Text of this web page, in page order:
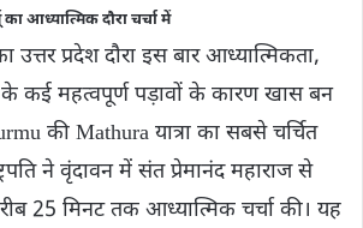
का आध्यात्मिक दौरा चर्चा में
का उत्तर प्रदेश दौरा इस बार आध्यात्मिकता,
कई महत्वपूर्ण पड़ावों के कारण खास बन
की Mathura यात्रा का सबसे चर्चित
ने वृंदावन में संत प्रेमानंद महाराज से
25 मिनट तक आध्यात्मिक चर्चा की। यह